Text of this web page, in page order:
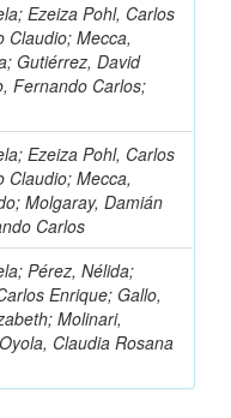
Ezeiza Pohl, Carlos
Claudio; Mecca,
Gutiérrez, David
Fernando Carlos;
Ezeiza Pohl, Carlos
Claudio; Mecca,
Molgaray, Damián
Carlos
Pérez, Nélida;
Enrique; Gallo,
Molinari,
Claudia Rosana